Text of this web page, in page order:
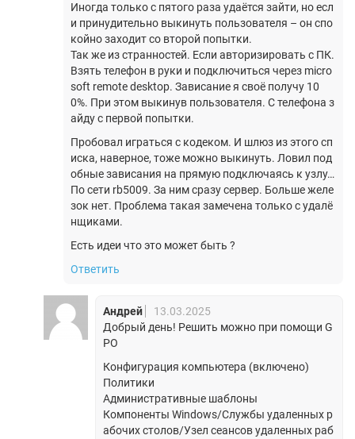
Иногда только с пятого раза удаётся зайти, но есл
и принудительно выкинуть пользователя – он спо
койно заходит со второй попытки.
Так же из странностей. Если авторизировать с ПК.
Взять телефон в руки и подключиться через micro
soft remote desktop. Зависание я своё получу 10
0%. При этом выкинув пользователя. С телефона з
айду с первой попытки.
Пробовал играться с кодеком. И шлюз из этого сп
иска, наверное, тоже можно выкинуть. Ловил под
обные зависания на прямую подключаясь к узлу…
По сети rb5009. За ним сразу сервер. Больше желе
зок нет. Проблема такая замечена только с удалё
нщиками.
Есть идеи что это может быть ?
Ответить
Андрей
13.03.2025
Добрый день! Решить можно при помощи G
PO
Конфигурация компьютера (включено)
Политики
Административные шаблоны
Компоненты Windows/Службы удаленных р
абочих столов/Узел сеансов удаленных раб